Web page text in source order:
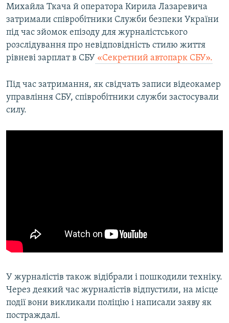
Михайла Ткача й оператора Кирила Лазаревича
затримали співробітники Служби безпеки України
під час зйомок епізоду для журналістського
розслідування про невідповідність стилю життя
рівневі зарплат в СБУ «Секретний автопарк СБУ».
Під час затримання, як свідчать записи відеокамер
управління СБУ, співробітники служби застосували
силу.
У журналістів також відібрали і пошкодили техніку.
Через деякий час журналістів відпустили, на місце
події вони викликали поліцію і написали заяву як
постраждалі.